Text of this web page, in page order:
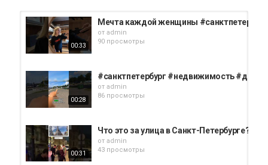
00:33
Мечта каждой женщины
от admin
90 просмотры
00:28
#санктпетербург #недвижимость
от admin
86 просмотры
00:31
Что это за улица в Санкт-Петербурге?
от admin
43 просмотры